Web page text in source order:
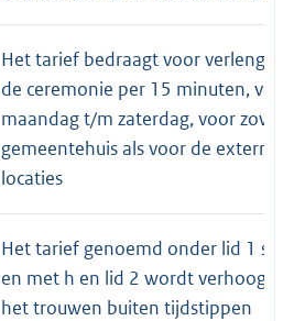
Het tarief bedraagt voor
de ceremonie per 15 minuten, van
maandag t/m zaterdag, voor zowel
gemeentehuis als voor de externe
locaties
Het tarief genoemd onder lid 1
en met h en lid 2 wordt verhoogd
het trouwen buiten tijdstippen